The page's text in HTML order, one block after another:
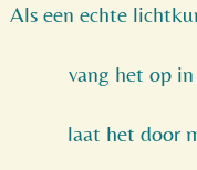
Als een echte
vang het op
laat het door